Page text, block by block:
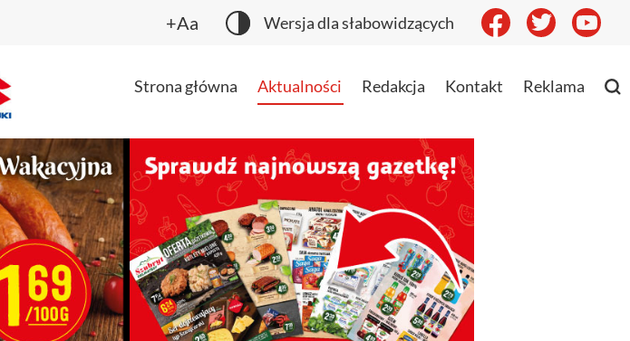
+Aa Wersja dla słabowidzących
Strona główna Aktualności Redakcja Kontakt Reklama